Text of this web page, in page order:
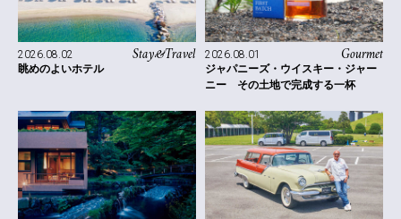
Stay&Travel
2026.08.02
眺めのよいホテル
Gourmet
2026.08.01
ジャパニーズ・ウイスキー・ジャー
ニー その土地で完成する一杯